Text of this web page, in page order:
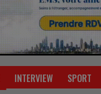
INTERVIEW SPORT